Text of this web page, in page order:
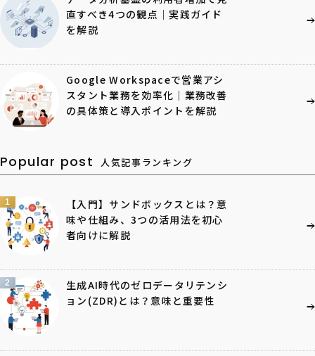
直すべき4つの観点｜実践ガイド
を解説
Google Workspaceで営業アシ
スタント業務を効率化｜業務改善
の具体策と導入ポイントを解説
Popular post 人気記事ランキング
1
【入門】サンドボックスとは？意
味や仕組み、3つの活用法を初心
者向けに解説
2
生成AI時代のゼロデータリテンシ
ョン(ZDR)とは？意味と重要性